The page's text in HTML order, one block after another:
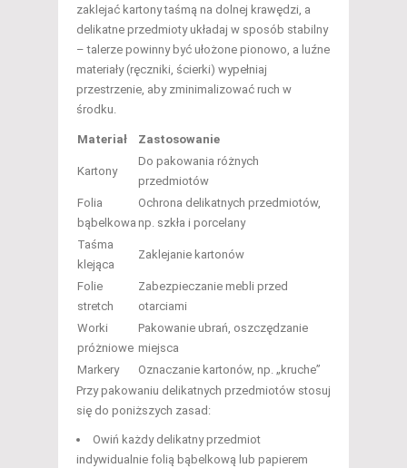
zaklejać kartony taśmą na dolnej krawędzi, a
delikatne przedmioty układaj w sposób stabilny
– talerze powinny być ułożone pionowo, a luźne
materiały (ręczniki, ścierki) wypełniaj
przestrzenie, aby zminimalizować ruch w
środku.
Materiał Zastosowanie
Kartony
Do pakowania różnych
przedmiotów
Folia
bąbelkowa
Ochrona delikatnych przedmiotów,
np. szkła i porcelany
Taśma
klejąca
Zaklejanie kartonów
Folie
stretch
Zabezpieczanie mebli przed
otarciami
Worki
próżniowe
Pakowanie ubrań, oszczędzanie
miejsca
Markery
Oznaczanie kartonów, np. „kruche”
Przy pakowaniu delikatnych przedmiotów stosuj
się do poniższych zasad:
Owiń każdy delikatny przedmiot
indywidualnie folią bąbelkową lub papierem